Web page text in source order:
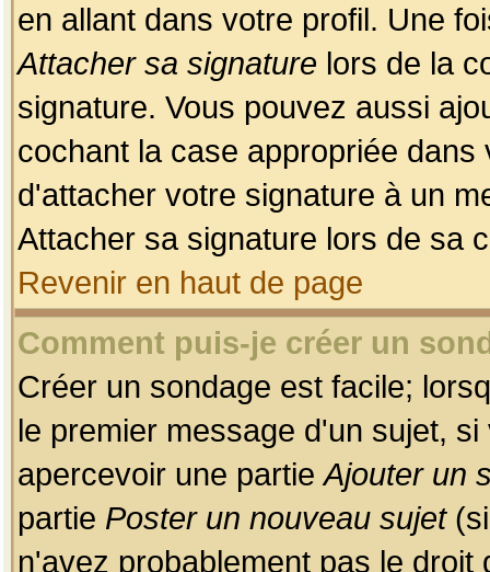
en allant dans votre profil. Une
Attacher sa signature lors de la
signature. Vous pouvez aussi
cochant la case appropriée
d'attacher votre signature à un
Attacher sa signature lors de sa
Revenir en haut de page
Comment puis-je créer un
Créer un sondage est facile;
le premier message d'un sujet,
apercevoir une partieAjouter un
partie Poster un nouveau sujet(si
n'avez probablement pas le